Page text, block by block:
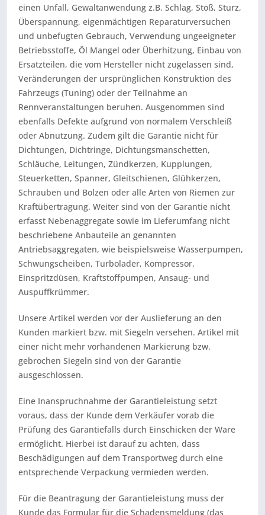
einen Unfall, Gewaltanwendung z.B. Schlag, Stoß, Sturz,
Überspannung, eigenmächtigen Reparaturversuchen
und unbefugten Gebrauch, Verwendung ungeeigneter
Betriebsstoffe, Öl Mangel oder Überhitzung, Einbau von
Ersatzteilen, die vom Hersteller nicht zugelassen sind,
Veränderungen der ursprünglichen Konstruktion des
Fahrzeugs (Tuning) oder der Teilnahme an
Rennveranstaltungen beruhen. Ausgenommen sind
ebenfalls Defekte aufgrund von normalem Verschleiß
oder Abnutzung. Zudem gilt die Garantie nicht für
Dichtungen, Dichtringe, Dichtungsmanschetten,
Schläuche, Leitungen, Zündkerzen, Kupplungen,
Steuerketten, Spanner, Gleitschienen, Glühkerzen,
Schrauben und Bolzen oder alle Arten von Riemen zur
Kraftübertragung. Weiter sind von der Garantie nicht
erfasst Nebenaggregate sowie im Lieferumfang nicht
beschriebene Anbauteile an genannten
Antriebsaggregaten, wie beispielsweise Wasserpumpen,
Schwungscheiben, Turbolader, Kompressor,
Einspritzdüsen, Kraftstoffpumpen, Ansaug- und
Auspuffkrümmer.
Unsere Artikel werden vor der Auslieferung an den
Kunden markiert bzw. mit Siegeln versehen. Artikel mit
einer nicht mehr vorhandenen Markierung bzw.
gebrochen Siegeln sind von der Garantie
ausgeschlossen.
Eine Inanspruchnahme der Garantieleistung setzt
voraus, dass der Kunde dem Verkäufer vorab die
Prüfung des Garantiefalls durch Einschicken der Ware
ermöglicht. Hierbei ist darauf zu achten, dass
Beschädigungen auf dem Transportweg durch eine
entsprechende Verpackung vermieden werden.
Für die Beantragung der Garantieleistung muss der
Kunde das Formular für die Schadensmeldung (das